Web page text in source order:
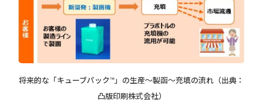
将来的な「キューブパック™」の生産～製函～充填の流れ（出典：
凸版印刷株式会社）